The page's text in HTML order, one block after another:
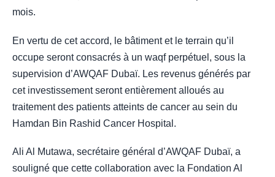
mois.
En vertu de cet accord, le bâtiment et le terrain qu’il
occupe seront consacrés à un waqf perpétuel, sous la
supervision d’AWQAF Dubaï. Les revenus générés par
cet investissement seront entièrement alloués au
traitement des patients atteints de cancer au sein du
Hamdan Bin Rashid Cancer Hospital.
Ali Al Mutawa, secrétaire général d’AWQAF Dubaï, a
souligné que cette collaboration avec la Fondation Al